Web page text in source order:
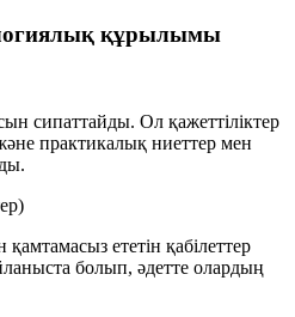
құрылымы
сипаттайды. Ол қажеттіліктер
практикалық ниеттер мен
ететін қабілеттер
болып, әдетте олардың